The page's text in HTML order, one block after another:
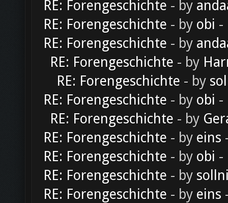
RE: Forengeschichte - by
RE: Forengeschichte - by obi -
RE: Forengeschichte - by
RE: Forengeschichte - by
RE: Forengeschichte - by
RE: Forengeschichte - by obi -
RE: Forengeschichte - by
RE: Forengeschichte - by eins
RE: Forengeschichte - by obi -
RE: Forengeschichte - by
RE: Forengeschichte - by eins